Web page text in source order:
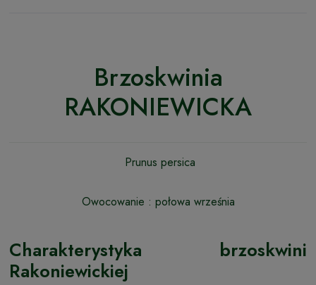
Brzoskwinia
RAKONIEWICKA
Prunus persica
Owocowanie : połowa września
Charakterystyka brzoskwini
Rakoniewickiej